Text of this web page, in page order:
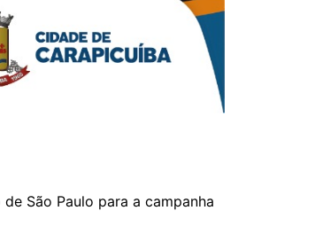
São Paulo para a campanha